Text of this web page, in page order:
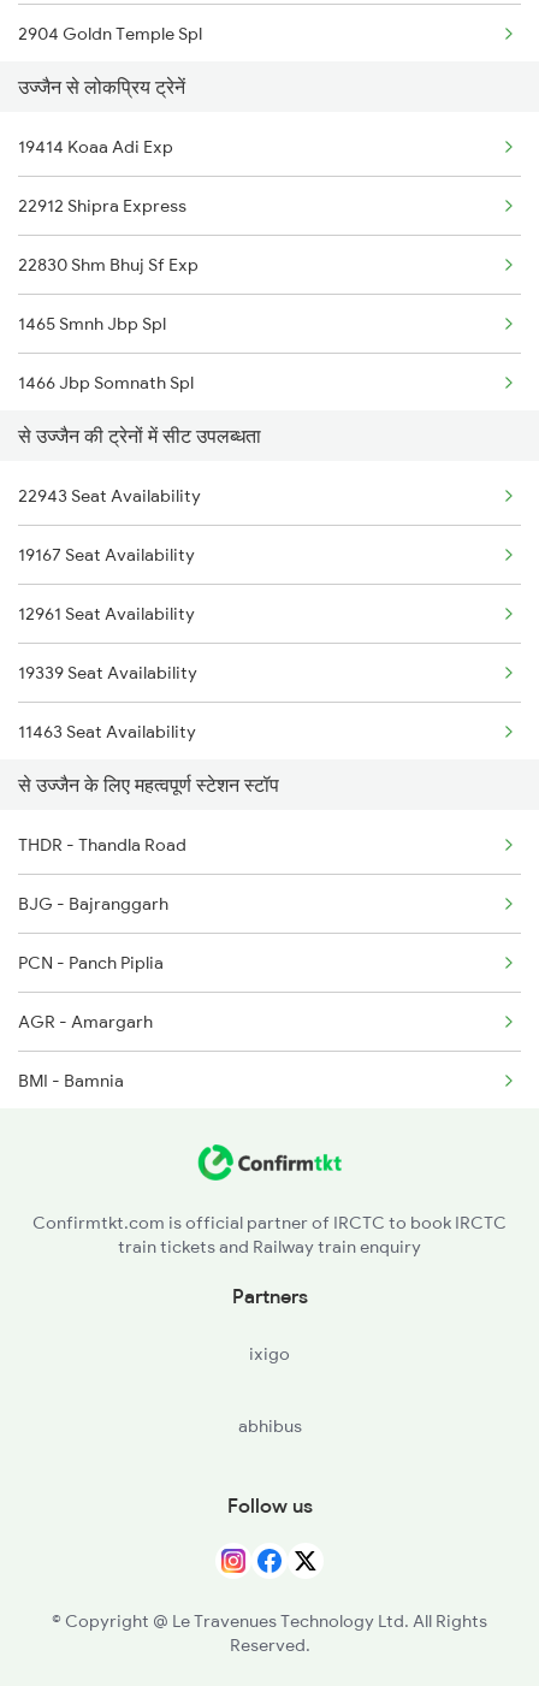
2904 Goldn Temple Spl
2925 Bdts Asr Spl
2926 Paschim Exp Spl
2943 Dd Indore Spl
2944 Indb Dd Spl
2955 Mmct Jp Spl
2956 Jp Mmct Spl
2961 Mmct Indb Spl
2962 Indb Mmct Spl
2979 Jaipur Sf Spl
2980 Jp Bdts Spl
उज्जैन से लोकप्रिय ट्रेनें
19414 Koaa Adi Exp
22912 Shipra Express
22830 Shm Bhuj Sf Exp
1465 Smnh Jbp Spl
1466 Jbp Somnath Spl
2093 Puri Ju Spl
2094 Ju Puri Sf Spl
2125 Rtm Bhind Spl
2126 Bix Rtm Spl
2415 Indb Ndls Spl
2416 Ndls Indb Spl
2459 Ju Indb Sf Spl
2460 Indb Ju Sup Spl
2645 Kcvl Festivl Spl
2646 Kcvl Indb Fest
से उज्जैन की ट्रेनों में सीट उपलब्धता
22943 Seat Availability
19167 Seat Availability
12961 Seat Availability
19339 Seat Availability
11463 Seat Availability
19309 Seat Availability
से उज्जैन के लिए महत्वपूर्ण स्टेशन स्टॉप
THDR - Thandla Road
BJG - Bajranggarh
PCN - Panch Piplia
AGR - Amargarh
BMI - Bamnia
BTSD - Bhatisuda
Confirmtkt.com is official partner of IRCTC to book IRCTC
train tickets and Railway train enquiry
Partners
ixigo
abhibus
Follow us
© Copyright @ Le Travenues Technology Ltd. All Rights
Reserved.